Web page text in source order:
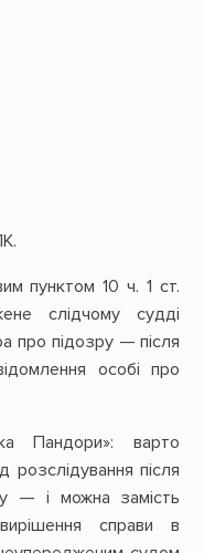
пунктом 10 ч. 1 ст.
слідчому судді
про підозру — після
особі про
Пандори»: варто
розслідування після
— і можна замість
справи в